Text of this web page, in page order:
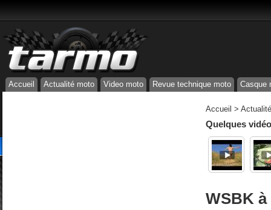
Accueil Actualité moto Video moto Revue technique moto Casque
Accueil >
Quelques
WSBK